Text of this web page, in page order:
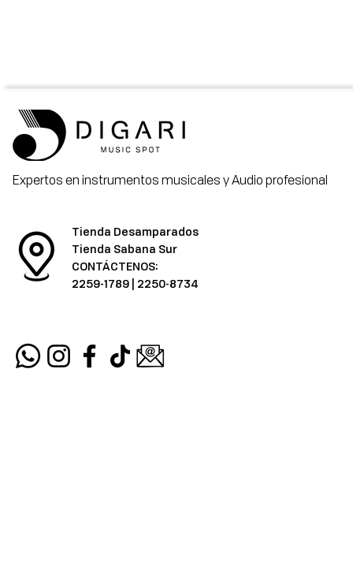
Expertos en instrumentos musicales y Audio profesional
Tienda Desamparados
Tienda Sabana Sur
CONTÁCTENOS:
2259-1789 | 2250-8734